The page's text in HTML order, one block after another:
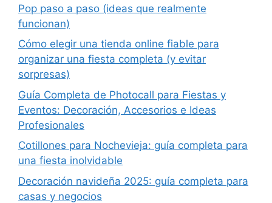
Pop paso a paso (ideas que realmente
funcionan)
Cómo elegir una tienda online fiable para
organizar una fiesta completa (y evitar
sorpresas)
Guía Completa de Photocall para Fiestas y
Eventos: Decoración, Accesorios e Ideas
Profesionales
Cotillones para Nochevieja: guía completa para
una fiesta inolvidable
Decoración navideña 2025: guía completa para
casas y negocios